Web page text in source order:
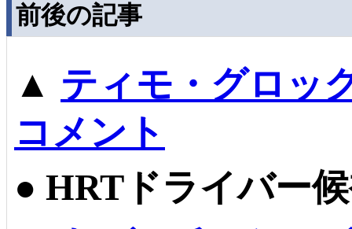
前後の記事
▲ ティモ・グロッ
コメント
● HRTドライバー